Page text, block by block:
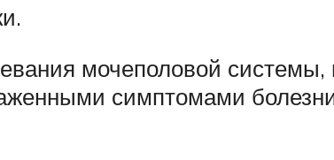
мочеполовой
симптомами